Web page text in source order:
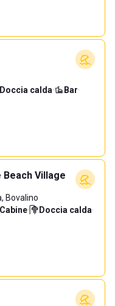
Doccia calda· Bar·
Village
Bovalino
Cabine· Doccia calda·